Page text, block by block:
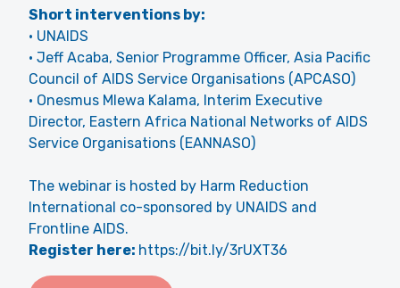
Short interventions by:
• UNAIDS
• Jeff Acaba, Senior Programme Officer, Asia Pacific
Council of AIDS Service Organisations (APCASO)
• Onesmus Mlewa Kalama, Interim Executive
Director, Eastern Africa National Networks of AIDS
Service Organisations (EANNASO)
The webinar is hosted by Harm Reduction
International co-sponsored by UNAIDS and
Frontline AIDS.
Register here: https://bit.ly/3rUXT36